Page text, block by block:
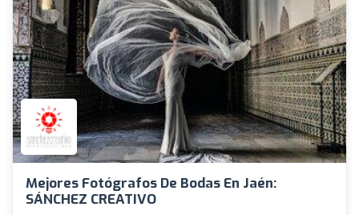
Mejores Fotógrafos De Bodas En Jaén:
SÁNCHEZ CREATIVO